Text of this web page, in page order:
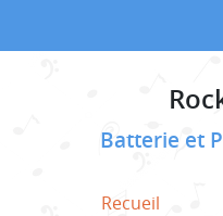
Batterie et
Recueil